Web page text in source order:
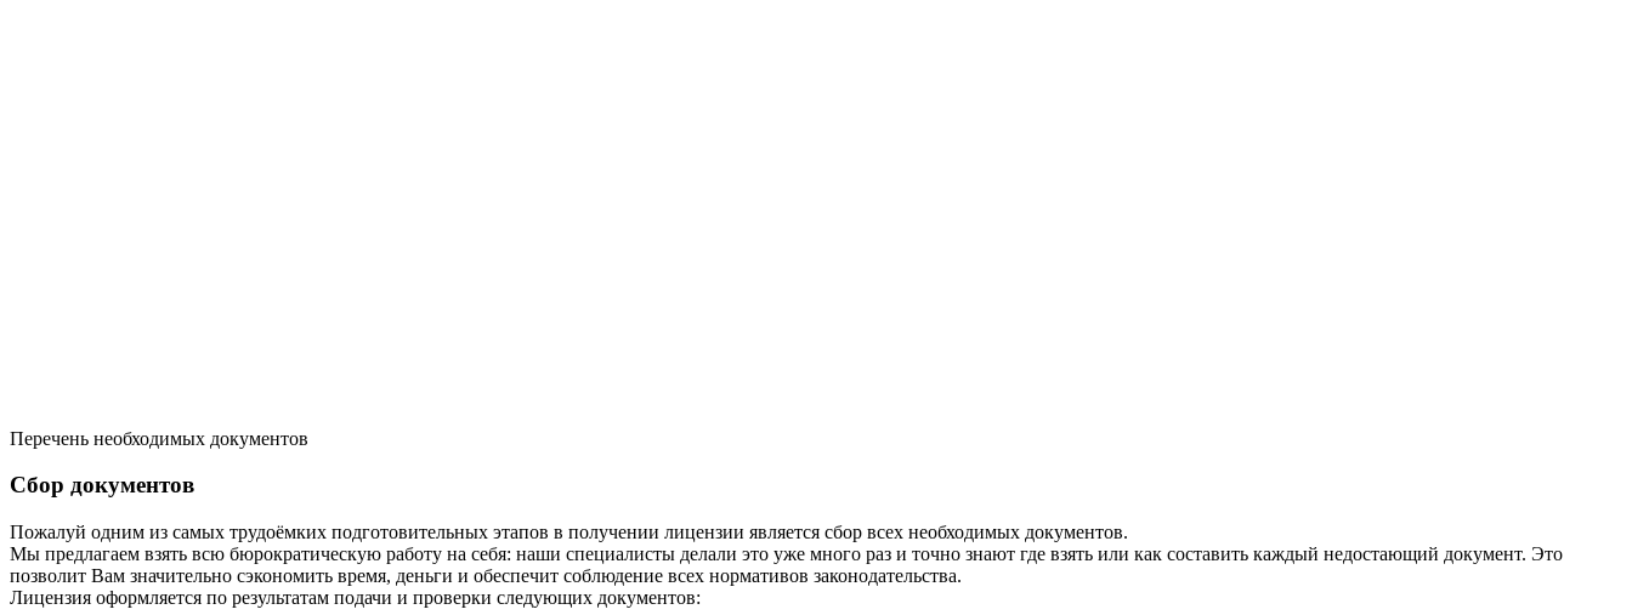
Перечень необходимых документов
Сбор документов
Пожалуй одним из самых трудоёмких подготовительных этапов в получении лицензии является сбор всех необходимых документов.
Мы предлагаем взять всю бюрократическую работу на себя: наши специалисты делали это уже много раз и точно знают где взять или как составить каждый недостающий документ. Это
позволит Вам значительно сэкономить время, деньги и обеспечит соблюдение всех нормативов законодательства.
Лицензия оформляется по результатам подачи и проверки следующих документов: